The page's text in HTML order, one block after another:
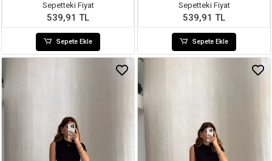
Sepetteki Fiyat
539,91 TL
Sepete Ekle
Sepetteki Fiyat
539,91 TL
Sepete Ekle